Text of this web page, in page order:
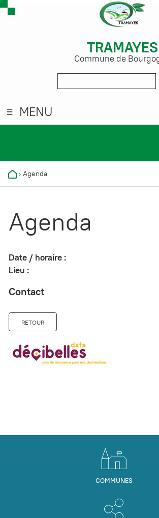
TRAMAYES
Commune de
MENU
› Agenda
Agenda
Date / horaire :
Lieu :
Contact
RETOUR
COMMUNES